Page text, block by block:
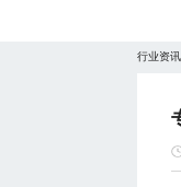
行业资讯